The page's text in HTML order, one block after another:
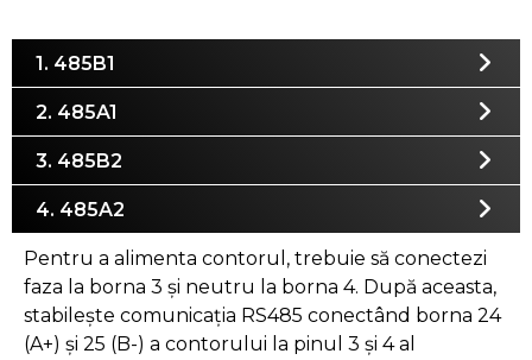
1. 485B1
2. 485A1
3. 485B2
4. 485A2
Pentru a alimenta contorul, trebuie să conectezi
faza la borna 3 și neutru la borna 4. După aceasta,
stabilește comunicația RS485 conectând borna 24
(A+) și 25 (B-) a contorului la pinul 3 și 4 al